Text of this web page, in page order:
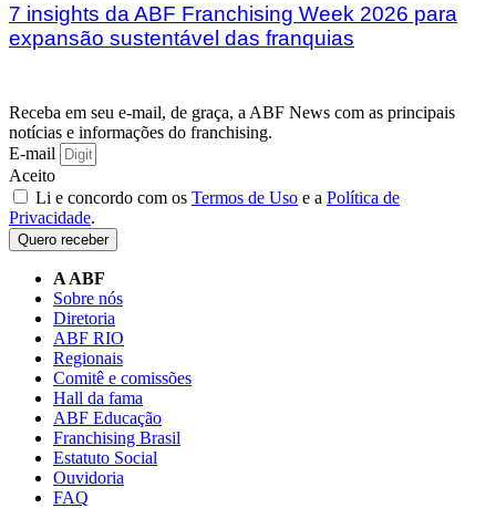
7 insights da ABF Franchising Week 2026 para
expansão sustentável das franquias
Receba em seu e-mail, de graça, a ABF News com as principais
notícias e informações do franchising.
E-mail
Aceito
Li e concordo com os Termos de Uso e a Política de
Privacidade.
Quero receber
A ABF
Sobre nós
Diretoria
ABF RIO
Regionais
Comitê e comissões
Hall da fama
ABF Educação
Franchising Brasil
Estatuto Social
Ouvidoria
FAQ